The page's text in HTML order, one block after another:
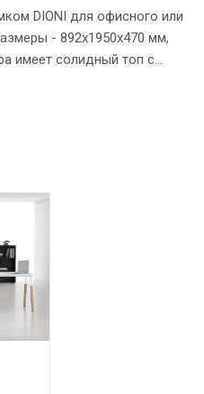
DIONI для офисного или
- 892х1950х470 мм,
имеет солидный топ с
которые закрыты
ручки и замок для